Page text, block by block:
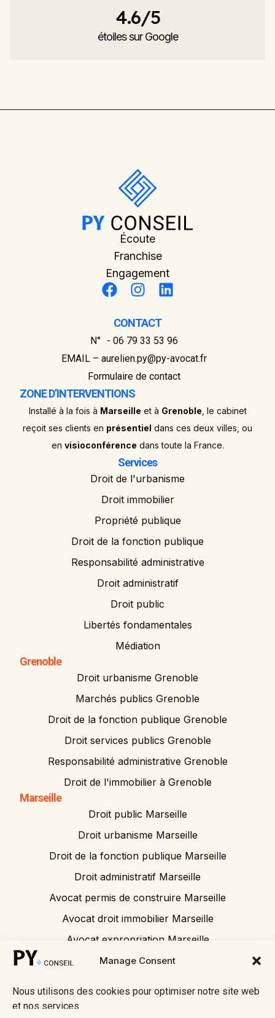
Manage Consent
Nous utilisons des cookies pour optimiser notre site web
et nos services.
étoiles sur Google
4.6/5
Écoute
Franchise
Engagement
CONTACT
N° - 06 79 33 53 96
EMAIL – aurelien.py@py-avocat.fr
Formulaire de contact
ZONE D’INTERVENTIONS
Installé à la fois à Marseille et à Grenoble , le cabinet
reçoit ses clients en présentiel dans ces deux villes, ou
en visioconférence dans toute la France.
Services
Droit de l'urbanisme
Droit immobilier
Propriété publique
Droit de la fonction publique
Responsabilité administrative
Droit administratif
Droit public
Libertés fondamentales
Médiation
Grenoble
Droit urbanisme Grenoble
Marchés publics Grenoble
Droit de la fonction publique Grenoble
Droit services publics Grenoble
Responsabilité administrative Grenoble
Droit de l'immobilier à Grenoble
Marseille
Droit public Marseille
Droit urbanisme Marseille
Droit de la fonction publique Marseille
Droit administratif Marseille
Avocat permis de construire Marseille
Avocat droit immobilier Marseille
Avocat expropriation Marseille
Avocat tribunal administratif
© 2026 Py